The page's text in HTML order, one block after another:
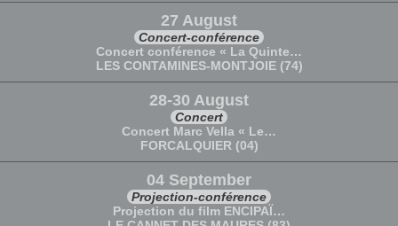
27 August
Concert-conférence
Concert conférence « La Quinte…
LES CONTAMINES-MONTJOIE (74)
28-30 August
Concert
Concert Marc Vella « Le…
FORCALQUIER (04)
04 September
Projection-conférence
Projection du film ENCIPAÏ…